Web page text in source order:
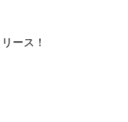
ース！